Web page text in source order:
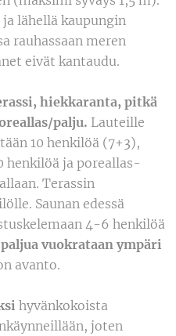
lähellä kaupungin
rauhassaan meren
eivät kantaudu.
hiekkaranta, pitkä
palju. Lauteille
10 henkilöä (7+3),
henkilöä ja poreallas-
Terassin
Saunan edessä
4-6 henkilöä
vuokrataan ympäri
avanto.
hyvänkokoista
joten